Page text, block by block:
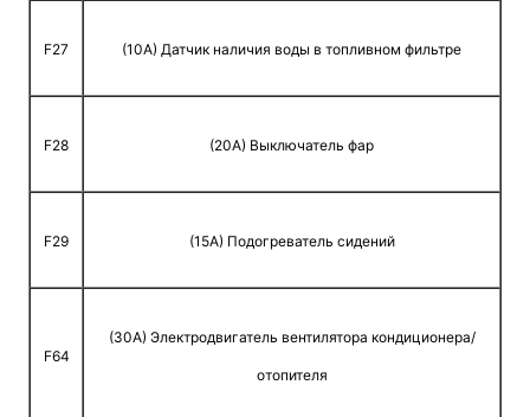
F27 (10A) Датчик наличия воды в топливном фильтре
F28 (20A) Выключатель фар
F29 (15A) Подогреватель сидений
F64
(30A) Электродвигатель вентилятора кондиционера/
отопителя